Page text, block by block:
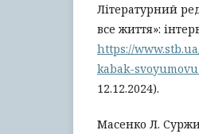
Літературний
все життя»:
https://
kabak-
12.12.2024).
Масенко Л.